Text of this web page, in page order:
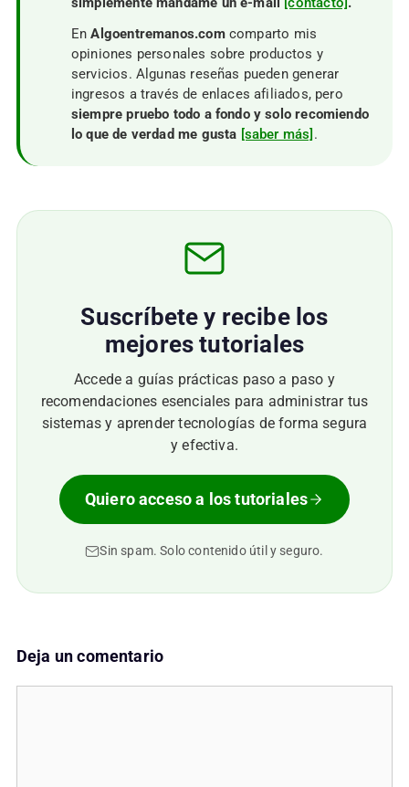
EnAlgoentremanos.comcomparto mis
opiniones personales sobre productos y
servicios. Algunas reseñas pueden generar
ingresos a través de enlaces afiliados, pero
siempre pruebo todo a fondo y solo recomiendo
lo que de verdad me gusta [saber más] .
Suscríbete y recibe los
mejores tutoriales
Accede a guías prácticas paso a paso y
recomendaciones esenciales para administrar tus
sistemas y aprender tecnologías de forma segura
y efectiva.
Quiero acceso a los tutoriales
Sin spam. Solo contenido útil y seguro.
Deja un comentario